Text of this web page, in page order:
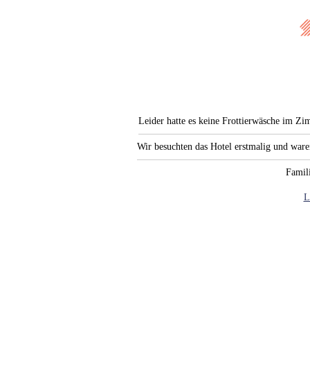
Leider hatte es keine Frottierwäsche im
Wir besuchten das Hotel erstmalig und